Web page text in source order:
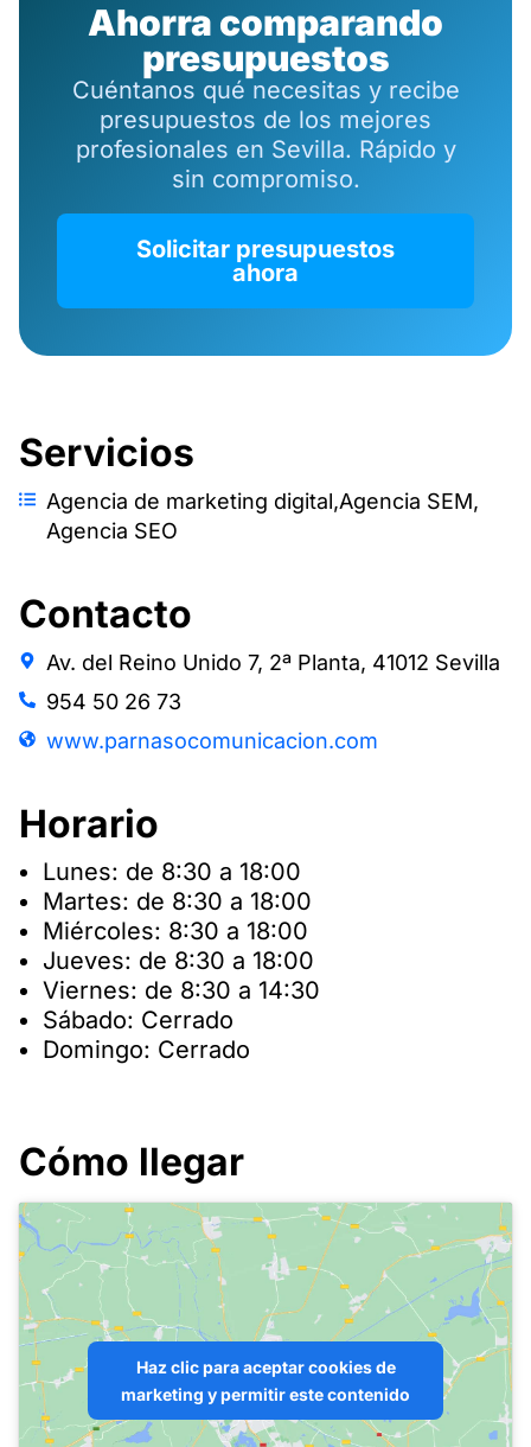
Ahorra comparando
presupuestos
Cuéntanos qué necesitas y recibe
presupuestos de los mejores
profesionales en Sevilla. Rápido y
sin compromiso.
Solicitar presupuestos
ahora
Servicios
Agencia de marketing digital,Agencia SEM,
Agencia SEO
Contacto
Av. del Reino Unido 7, 2ª Planta, 41012 Sevilla
954 50 26 73
www.parnasocomunicacion.com
Horario
Lunes: de 8:30 a 18:00
Martes: de 8:30 a 18:00
Miércoles: 8:30 a 18:00
Jueves: de 8:30 a 18:00
Viernes: de 8:30 a 14:30
Sábado: Cerrado
Domingo: Cerrado
Cómo llegar
Haz clic para aceptar cookies de
marketing y permitir este contenido